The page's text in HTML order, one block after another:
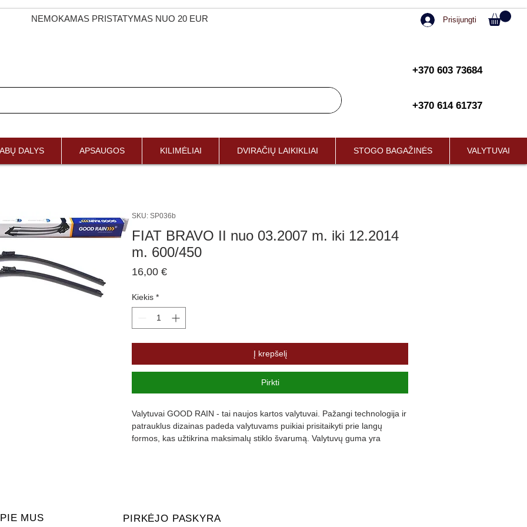
NEMOKAMAS PRISTATYMAS NUO 20 EUR Prisijungti
+370 603 73684
+370 614 61737
DALYS APSAUGOS KILIMĖLIAI DVIRAČIŲ LAIKIKLIAI STOGO BAGAŽINĖS VALYTUVAI
SKU: SP036b
FIAT BRAVO II nuo 03.2007 m. iki 12.2014
m. 600/450
16,00 €Price
Kiekis *
Į krepšelį
Pirkti
Valytuvai GOOD RAIN - tai naujos kartos valytuvai. Pažangi technologija ir
patrauklus dizainas padeda valytuvams puikiai prisitaikyti prie langų
formos, kas užtikrina maksimalų stiklo švarumą. Valytuvų guma yra
MUS PIRKĖJO PASKYRA